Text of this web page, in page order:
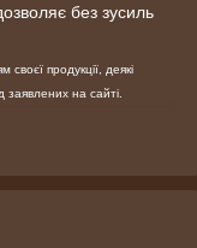
без зусиль
продукції, деякі
заявлених на сайті.